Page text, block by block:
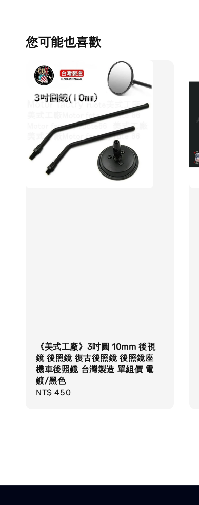
您可能也喜歡
《美式工廠》3吋圓 10mm 後視
鏡 後照鏡 復古後照鏡 後照鏡座
機車後照鏡 台灣製造 單組價 電
鍍/黑色
Regular
NT$ 450